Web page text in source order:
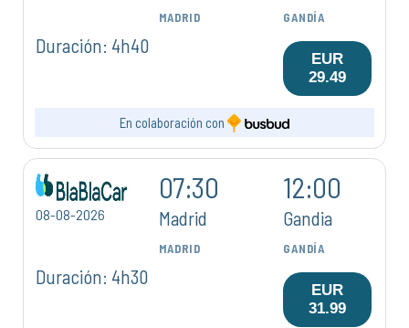
MADRID GANDÍA
Duración: 4h40
EUR
29.49
En colaboración con
08-08-2026
07:30
Madrid
MADRID
12:00
Gandia
GANDÍA
Duración: 4h30
EUR
31.99